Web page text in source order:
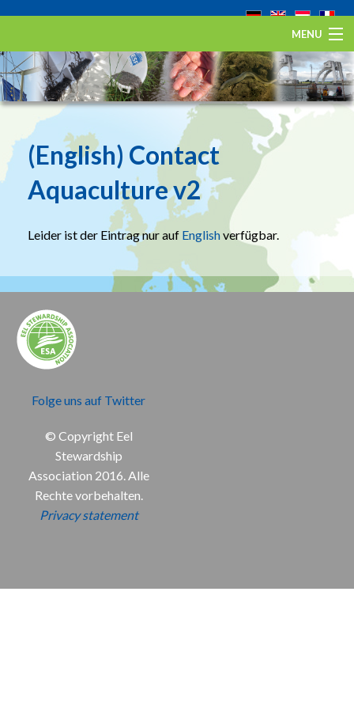
MENU
Startseite
Der Europäische Aal
Eel Stewardship Fund
(English) Contact
Aquaculture v2
Leider ist der Eintrag nur auf Englishverfügbar.
Folge uns auf Twitter
© Copyright Eel
Stewardship
Association 2016. Alle
Rechte vorbehalten.
Privacy statement